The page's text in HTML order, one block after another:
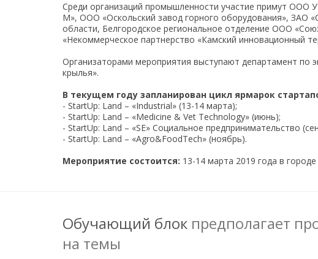
Среди организаций промышленности участие примут
М», ООО «Оскольский завод горного оборудования», ЗАО
области, Белгородское региональное отделение ООО
«Некоммерческое партнерство «Камский инновационный
Организаторами мероприятия выступают департамент по
крылья».
В текущем году запланирован цикл ярмарок
- StartUp: Land – «Industrial» (13-14 марта);
- StartUp: Land – «Medicine & Vet Technology» (июнь);
- StartUp: Land – «SE» Социальное предпринимательство
- StartUp: Land – «Agro&FoodTech» (ноябрь).
Мероприятие состоится: 13-14 марта 2019 года в
Обучающий блок предполагает
на темы